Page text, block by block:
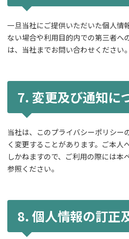
一旦当社にご提供いただいた個人情
ない場合や利用目的内での第三者へ
は、当社までお問い合わせください。
7. 変更及び通知に
当社は、このプライバシーポリシー
く変更することがあります。ご本人
しかねますので、ご利用の際には本
参照ください。
8. 個人情報の訂正